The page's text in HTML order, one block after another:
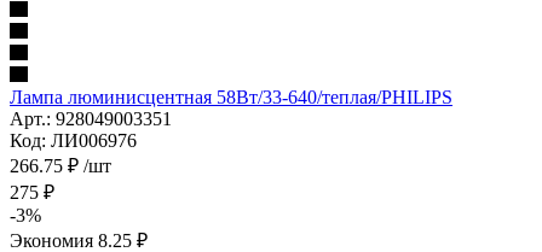
Лампа люминисцентная 58Вт/33-640/теплая/PHILIPS
Арт.: 928049003351
Код: ЛИ006976
266.75 ₽ /шт
275 ₽
-3%
Экономия 8.25 ₽